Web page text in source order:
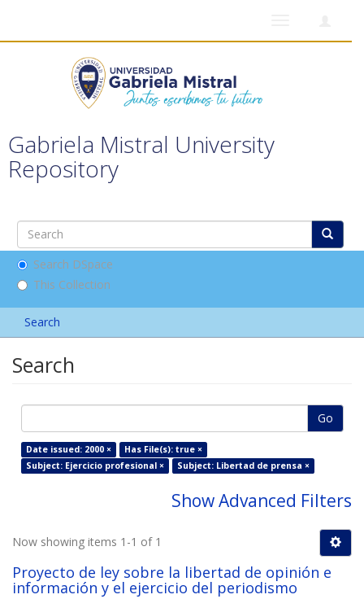
Gabriela Mistral University
Repository
Search DSpace
This Collection
Search
Search
Go
Date issued: 2000 ×
Has File(s): true ×
Subject: Ejercicio profesional ×
Subject: Libertad de prensa ×
Show Advanced Filters
Now showing items 1-1 of 1
Proyecto de ley sobre la libertad de opinión e
información y el ejercicio del periodismo